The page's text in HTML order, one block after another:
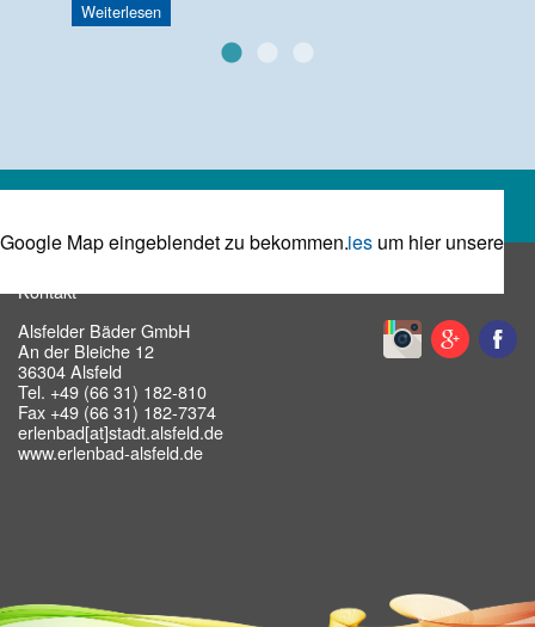
Weiterlesen
BitteAkzeptieren Sie die Marketing Cookies
um hier unsere Google Map eingeblendet zu bekommen.
Kontakt
Alsfelder Bäder GmbH
An der Bleiche 12
36304 Alsfeld
Tel. +49 (66 31) 182-810
Fax +49 (66 31) 182-7374
erlenbad[at]stadt.alsfeld.de
www.erlenbad-alsfeld.de